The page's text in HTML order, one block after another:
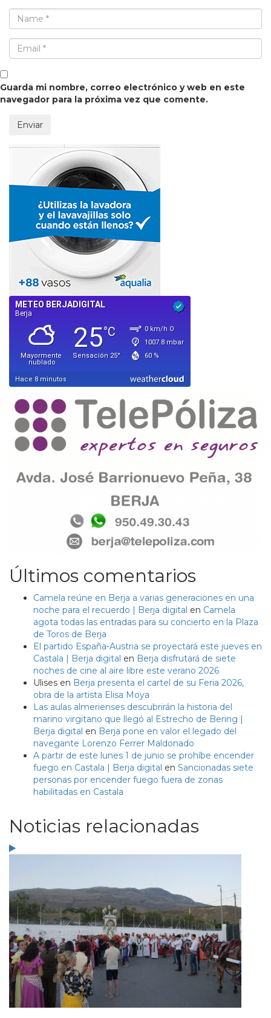
Guarda mi nombre, correo electrónico y web en este
navegador para la próxima vez que comente.
Enviar
Últimos comentarios
Camela reúne en Berja a varias generaciones en una
noche para el recuerdo | Berja digital en Camela
agota todas las entradas para su concierto en la Plaza
de Toros de Berja
El partido España-Austria se proyectará este jueves en
Castala | Berja digital en Berja disfrutará de siete
noches de cine al aire libre este verano 2026
Ulises en Berja presenta el cartel de su Feria 2026,
obra de la artista Elisa Moya
Las aulas almerienses descubrirán la historia del
marino virgitano que llegó al Estrecho de Bering |
Berja digital en Berja pone en valor el legado del
navegante Lorenzo Ferrer Maldonado
A partir de este lunes 1 de junio se prohíbe encender
fuego en Castala | Berja digital en Sancionadas siete
personas por encender fuego fuera de zonas
habilitadas en Castala
Noticias relacionadas